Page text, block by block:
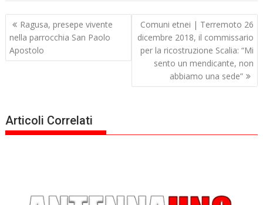
Navigazione
articoli
Ragusa, presepe vivente
nella parrocchia San Paolo
Apostolo
Comuni etnei | Terremoto 26
dicembre 2018, il commissario
per la ricostruzione Scalia: “Mi
sento un mendicante, non
abbiamo una sede”
Articoli Correlati